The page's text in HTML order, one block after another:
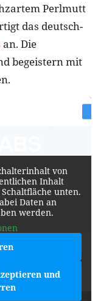
Perlmutt
das deutsch-
an. Die
begeistern mit
von
Inhalt
unten.
Daten an
werden.
und